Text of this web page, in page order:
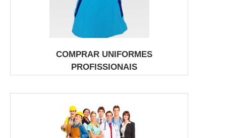
COMPRAR UNIFORMES
PROFISSIONAIS